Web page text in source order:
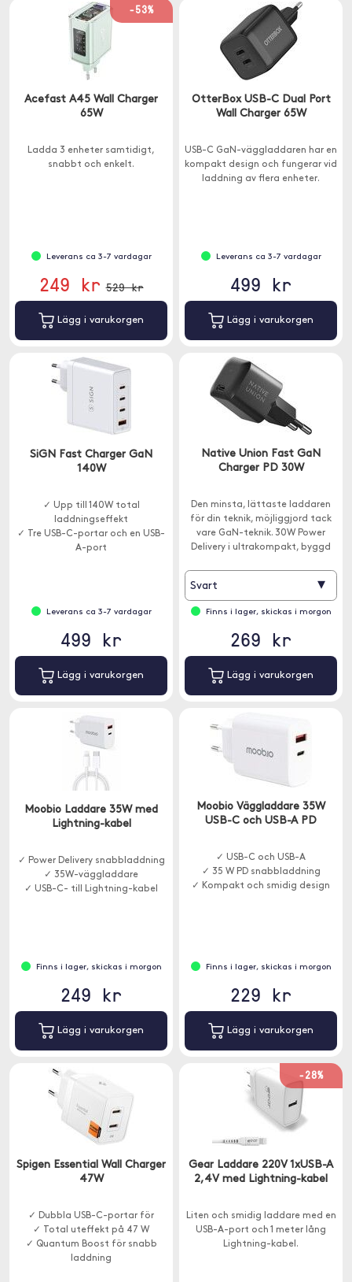
-53%
Acefast A45 Wall Charger
65W
Ladda 3 enheter samtidigt,
snabbt och enkelt.
Leverans ca 3-7 vardagar
249 kr 529 kr
Lägg i varukorgen
OtterBox USB-C Dual Port
Wall Charger 65W
USB-C GaN-väggladdaren har en
kompakt design och fungerar vid
laddning av flera enheter.
Leverans ca 3-7 vardagar
499 kr
Lägg i varukorgen
SiGN Fast Charger GaN
140W
✓ Upp till 140W total
laddningseffekt
✓ Tre USB-C-portar och en USB-
A-port
Leverans ca 3-7 vardagar
499 kr
Lägg i varukorgen
Native Union Fast GaN
Charger PD 30W
Den minsta, lättaste laddaren
för din teknik, möjliggjord tack
vare GaN-teknik. 30W Power
Delivery i ultrakompakt, byggd
Svart ▾
Finns i lager, skickas i morgon
269 kr
Lägg i varukorgen
Moobio Laddare 35W med
Lightning-kabel
✓ Power Delivery snabbladdning
✓ 35W-väggladdare
✓ USB-C- till Lightning-kabel
Finns i lager, skickas i morgon
249 kr
Lägg i varukorgen
Moobio Väggladdare 35W
USB-C och USB-A PD
✓ USB-C och USB-A
✓ 35 W PD snabbladdning
✓ Kompakt och smidig design
Finns i lager, skickas i morgon
229 kr
Lägg i varukorgen
Spigen Essential Wall Charger
47W
✓ Dubbla USB-C-portar för
✓ Total uteffekt på 47 W
✓ Quantum Boost för snabb
laddning
-28%
Gear Laddare 220V 1xUSB-A
2,4V med Lightning-kabel
Liten och smidig laddare med en
USB-A-port och 1 meter lång
Lightning-kabel.